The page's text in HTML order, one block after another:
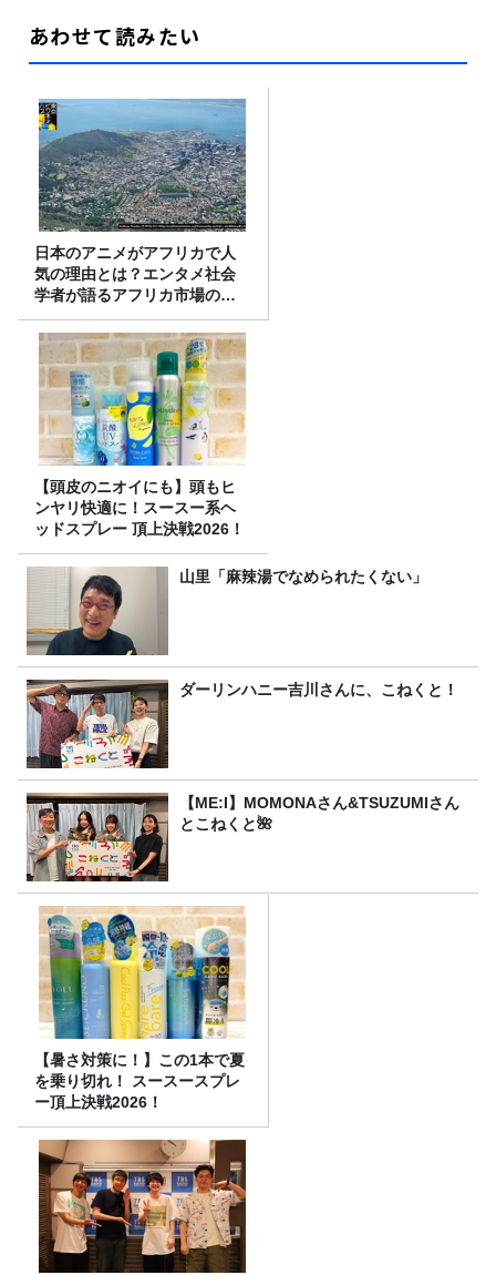
あわせて読みたい
日本のアニメがアフリカで人
気の理由とは？エンタメ社会
学者が語るアフリカ市場のリ
アル
【頭皮のニオイにも】頭もヒ
ンヤリ快適に！スースー系ヘ
ッドスプレー 頂上決戦2026！
山里「麻辣湯でなめられたくない」
ダーリンハニー吉川さんに、こねくと！
【ME:I】MOMONAさん&TSUZUMIさん
とこねくと🌺
【暑さ対策に！】この1本で夏
を乗り切れ！ スースースプレ
ー頂上決戦2026！